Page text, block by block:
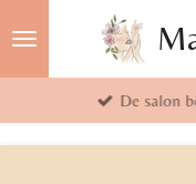
direct
naar
De salon